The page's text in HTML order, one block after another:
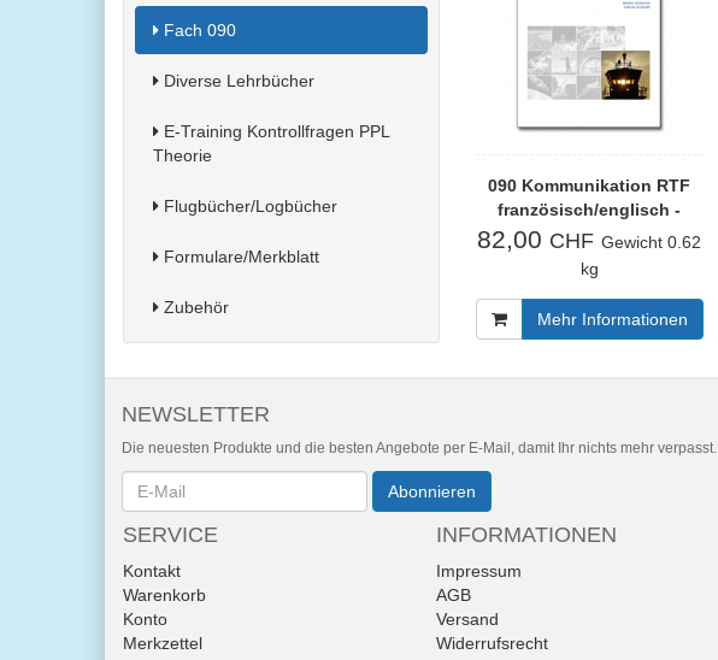
Fach 090
Diverse Lehrbücher
E-Training Kontrollfragen PPL
Theorie
Flugbücher/Logbücher
Formulare/Merkblatt
Zubehör
090 Kommunikation RTF
französisch/englisch -
Buchausgabe
82,00 CHF Gewicht 0.62
kg
Mehr Informationen
NEWSLETTER
Die neuesten Produkte und die besten Angebote per E-Mail, damit Ihr nichts mehr verpasst.
Newsletter Abonnieren
SERVICE
Kontakt
Warenkorb
Konto
Merkzettel
INFORMATIONEN
Impressum
AGB
Versand
Widerrufsrecht